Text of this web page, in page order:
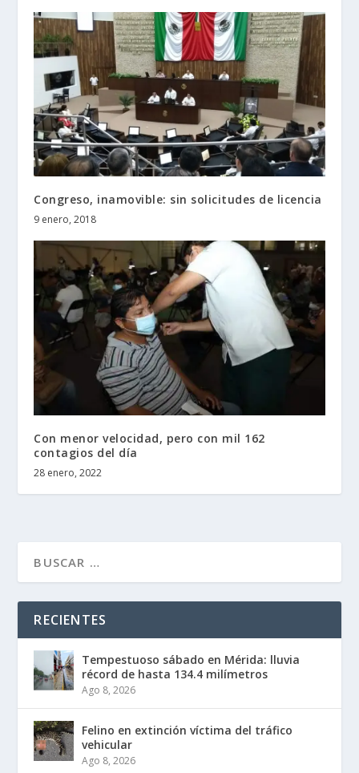
Congreso, inamovible: sin solicitudes de licencia
9 enero, 2018
Con menor velocidad, pero con mil 162
contagios del día
28 enero, 2022
RECIENTES
Tempestuoso sábado en Mérida: lluvia
récord de hasta 134.4 milímetros
Ago 8, 2026
Felino en extinción víctima del tráfico
vehicular
Ago 8, 2026